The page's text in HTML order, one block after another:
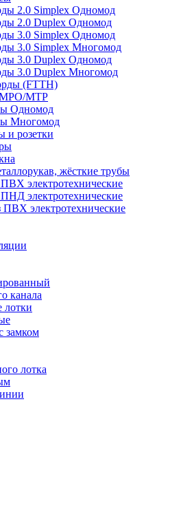
2.0 Simplex Одномод
2.0 Duplex Одномод
3.0 Simplex Одномод
3.0 Simplex Многомод
3.0 Duplex Одномод
3.0 Duplex Многомод
(FTTH)
MTP
Одномод
Многомод
и розетки
жёсткие трубы
электротехнические
электротехнические
ПВХ электротехнические
канала
лотки
замком
лотка